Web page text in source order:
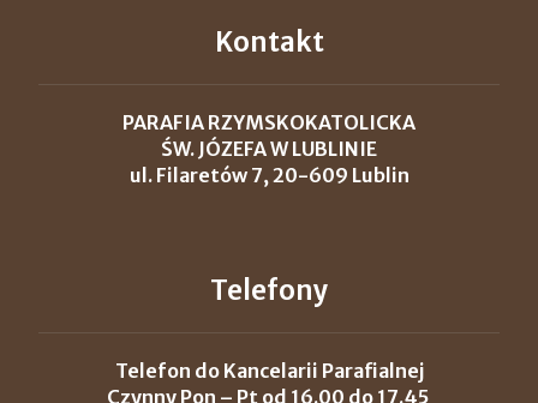
Kontakt
PARAFIA RZYMSKOKATOLICKA
ŚW. JÓZEFA W LUBLINIE
ul. Filaretów 7, 20-609 Lublin
Telefony
Telefon do Kancelarii Parafialnej
Czynny Pon – Pt od 16.00 do 17.45